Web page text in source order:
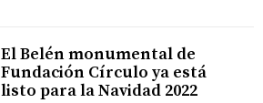
El Belén monumental de
Fundación Círculo ya está
listo para la Navidad 2022